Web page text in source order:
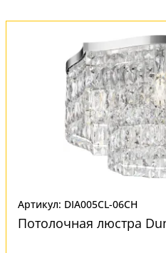
Артикул: DIA005CL-06CH
Потолочная люстра